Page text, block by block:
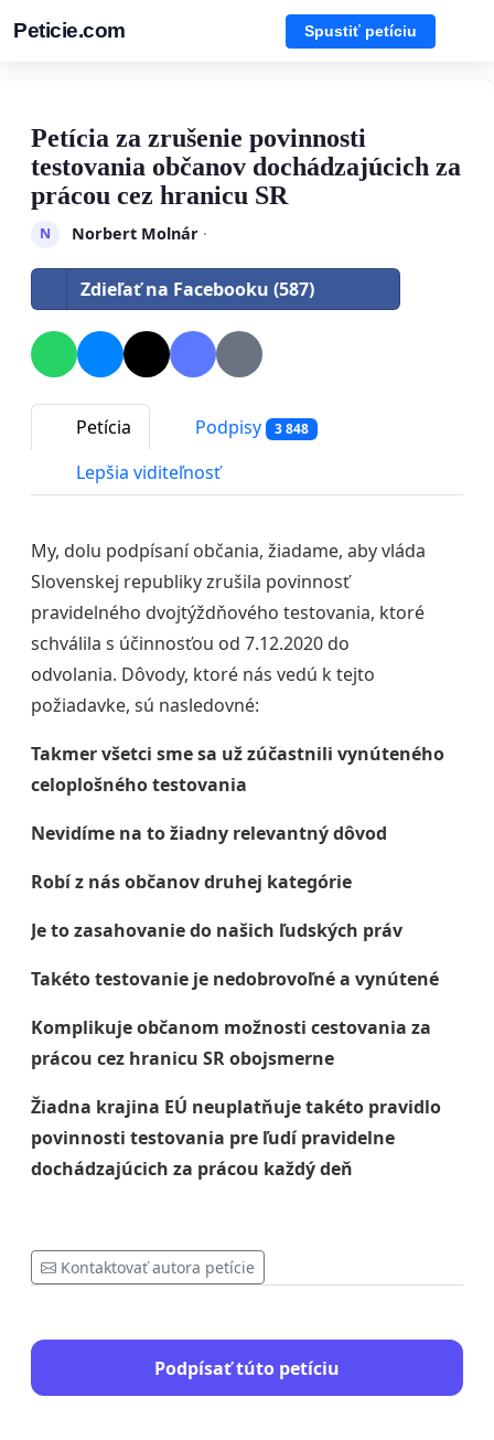
Peticie.com Spustiť petíciu
Petícia za zrušenie povinnosti
testovania občanov dochádzajúcich za
prácou cez hranicu SR
N Norbert Molnár·
Zdieľať na Facebooku (587)
Petícia Podpisy 3 848
Lepšia viditeľnosť
My, dolu podpísaní občania, žiadame, aby vláda
Slovenskej republiky zrušila povinnosť
pravidelného dvojtýždňového testovania, ktoré
schválila s účinnosťou od 7.12.2020 do
odvolania. Dôvody, ktoré nás vedú k tejto
požiadavke, sú nasledovné:
Takmer všetci sme sa už zúčastnili vynúteného
celoplošného testovania
Nevidíme na to žiadny relevantný dôvod
Robí z nás občanov druhej kategórie
Je to zasahovanie do našich ľudských práv
Takéto testovanie je nedobrovoľné a vynútené
Komplikuje občanom možnosti cestovania za
prácou cez hranicu SR obojsmerne
Žiadna krajina EÚ neuplatňuje takéto pravidlo
povinnosti testovania pre ľudí pravidelne
dochádzajúcich za prácou každý deň
Kontaktovať autora petície
Podpísať túto petíciu